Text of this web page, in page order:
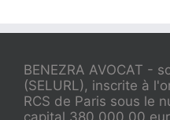
BENEZRA AVOCAT -
(SELURL), inscrite à
RCS de Paris sous le
capital 380.000,00